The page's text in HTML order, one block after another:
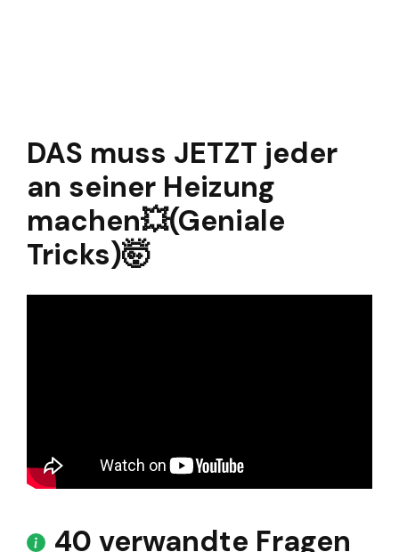
DAS muss JETZT jeder
an seiner Heizung
machen💥(Geniale
Tricks)🤯
40 verwandte Fragen